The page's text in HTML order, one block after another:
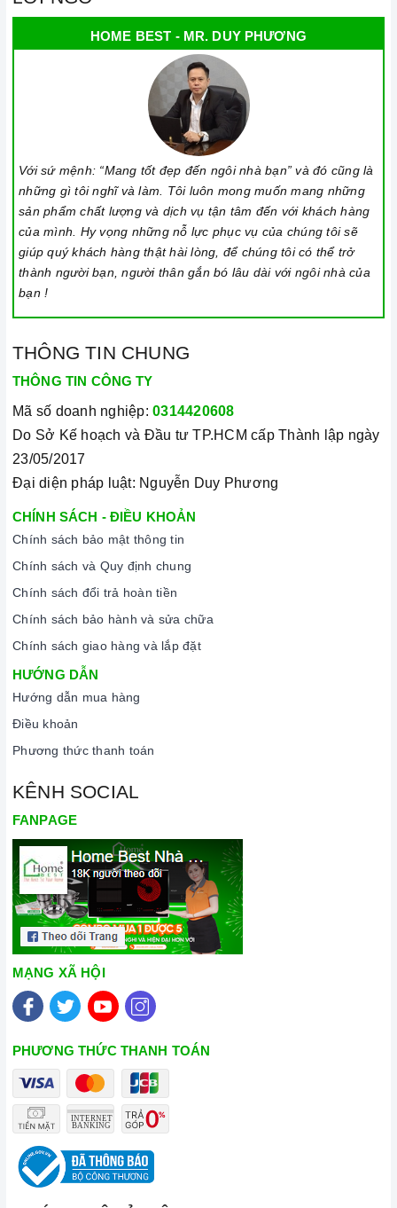
lắp đặt, chế độ bảo hành chính hãng, hậu mãi chuyên
nghiệp, đảm bảo rằng quý khách sẽ có trải nghiệm tuyệt vời
và không gặp bất kỳ khó khăn nào trong quá trình sử dụng
Vận chuyển lắp đặt nhanh chóng: Đội ngũ tư vấn viên,
nhân viên và kỹ thuật viên chuyên nghiệp, tận tâm sẽ đồng
hành cùng quý khách trong quá trình mua sắm và sử dụng
sản phẩm.
Đến với Home Best, chúng tôi tự hào cung cấp đến khách hàng
đa dạng các dòng bếp gas
chất lượng và nguồn gốc sản phẩm chính hãng. Chúng tôi tự
tin mang đến cho quý khách hàng dịch vụ chăm sóc khách
HOME BEST - MR. DUY PHƯƠNG
Với sứ mệnh: “Mang tốt đẹp đến ngôi nhà bạn” và đó cũng là
những gì tôi nghĩ và làm. Tôi luôn mong muốn mang những
sản phẩm chất lượng và dịch vụ tận tâm đến với khách hàng
của mình. Hy vọng những nỗ lực phục vụ của chúng tôi sẽ
giúp quý khách hàng thật hài lòng, để chúng tôi có thể trở
thành người bạn, người thân gắn bó lâu dài với ngôi nhà của
bạn !
THÔNG TIN CHUNG
THÔNG TIN CÔNG TY
Mã số doanh nghiệp: 0314420608
Do Sở Kế hoạch và Đầu tư TP.HCM cấp Thành lập ngày
23/05/2017
Đại diện pháp luật: Nguyễn Duy Phương
CHÍNH SÁCH - ĐIỀU KHOẢN
Chính sách bảo mật thông tin
Chính sách và Quy định chung
Chính sách đổi trả hoàn tiền
Chính sách bảo hành và sửa chữa
Chính sách giao hàng và lắp đặt
HƯỚNG DẪN
Hướng dẫn mua hàng
Điều khoản
Phương thức thanh toán
KÊNH SOCIAL
FANPAGE
MẠNG XÃ HỘI
PHƯƠNG THỨC THANH TOÁN